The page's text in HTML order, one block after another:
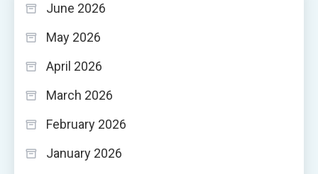
June 2026
May 2026
April 2026
March 2026
February 2026
January 2026